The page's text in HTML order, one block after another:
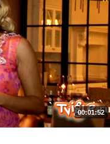
00:01:52